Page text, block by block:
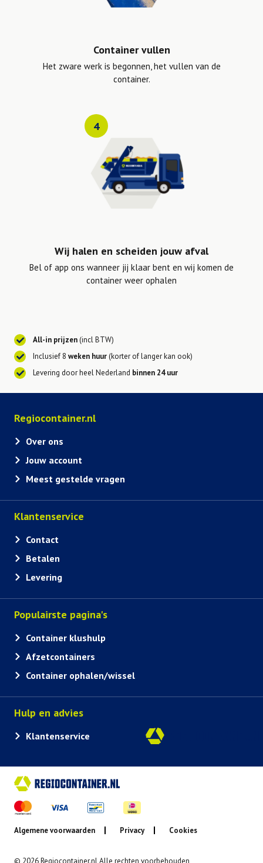
Container vullen
Het zware werk is begonnen, het vullen van de
container.
4
Wij halen en scheiden jouw afval
Bel of app ons wanneer jij klaar bent en wij komen de
container weer ophalen
All-in prijzen(incl BTW)
Inclusief 8 weken huur(korter of langer kan ook)
Levering door heel Nederland binnen 24 uur
Regiocontainer.nl
Over ons
Jouw account
Meest gestelde vragen
Klantenservice
Contact
Betalen
Levering
Populairste pagina's
Container klushulp
Afzetcontainers
Container ophalen/wissel
Hulp en advies
Klantenservice
Algemene voorwaarden Privacy Cookies
© 2026 Regiocontainer.nl Alle rechten voorbehouden